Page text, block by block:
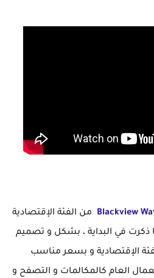
Blackview
من الفئة الإقتصادية
ذكرت في البداية ، بشكل و تصميم
الإقتصادية و بسعر مناسب
العام كالمكالمات و التصفح و